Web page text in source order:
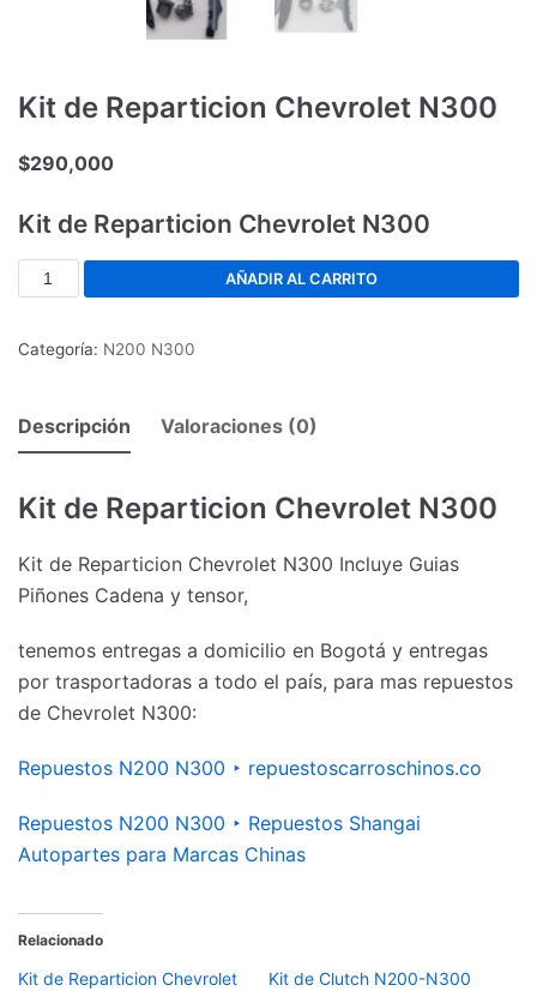
Kit de Reparticion Chevrolet N300
$290,000
Kit de Reparticion Chevrolet N300
AÑADIR AL CARRITO
Categoría: N200 N300
Descripción Valoraciones (0)
Kit de Reparticion Chevrolet N300
Kit de Reparticion Chevrolet N300 Incluye Guias
Piñones Cadena y tensor,
tenemos entregas a domicilio en Bogotá y entregas
por trasportadoras a todo el país, para mas repuestos
de Chevrolet N300:
Repuestos N200 N300 ‣ repuestoscarroschinos.co
Repuestos N200 N300 ‣ Repuestos Shangai
Autopartes para Marcas Chinas
Relacionado
Kit de Reparticion Chevrolet
Kit de Clutch N200-N300